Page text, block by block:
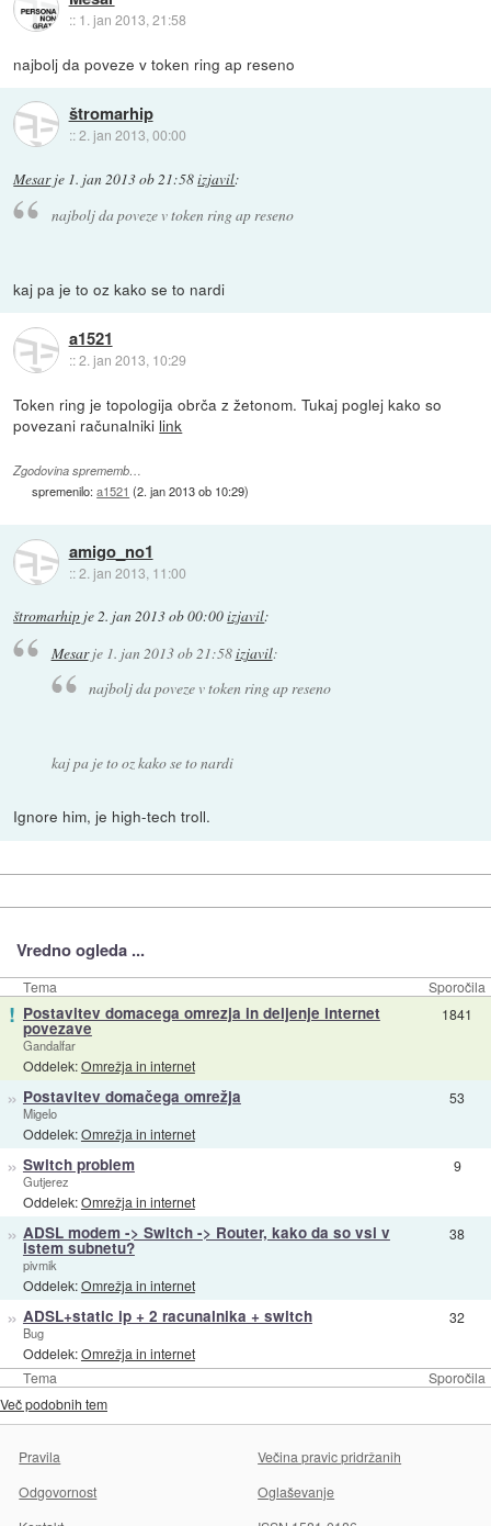
:: 1. jan 2013, 21:58
najbolj da poveze v token ring ap reseno
štromarhip
::2. jan 2013, 00:00
Mesarje 1. jan 2013 ob 21:58izjavil:
najbolj da poveze v token ring ap reseno
kaj pa je to oz kako se to nardi
a1521
::2. jan 2013, 10:29
Token ring je topologija obrča z žetonom. Tukaj poglej kako so
povezani računalniki link
Zgodovina sprememb…
spremenilo:a1521 (2. jan 2013 ob 10:29)
amigo_no1
::2. jan 2013, 11:00
štromarhip je2. jan 2013 ob 00:00izjavil:
Mesarje 1. jan 2013 ob 21:58izjavil:
najbolj da poveze v token ring ap reseno
kaj pa je to oz kako se to nardi
Ignore him, je high-tech troll.
Vredno ogleda ...
Tema Sporočila
Tema Sporočila
! Postavitev domacega omrezja in deljenje internet
povezave
Gandalfar
Oddelek:Omrežja in internet
1841
» Postavitev domačega omrežja
Migelo
Oddelek:Omrežja in internet
53
» Switch problem
Gutjerez
Oddelek:Omrežja in internet
9
» ADSL modem -> Switch -> Router, kako da so vsi v
istem subnetu?
pivmik
Oddelek:Omrežja in internet
38
» ADSL+static ip + 2 racunalnika + switch
Bug
Oddelek:Omrežja in internet
32
Več podobnih tem
Pravila
Večina pravic pridržanih
Odgovornost
Oglaševanje